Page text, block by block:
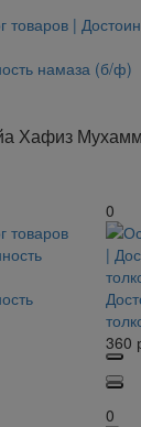
намаза (б/ф)
Хафиз
0
360
0